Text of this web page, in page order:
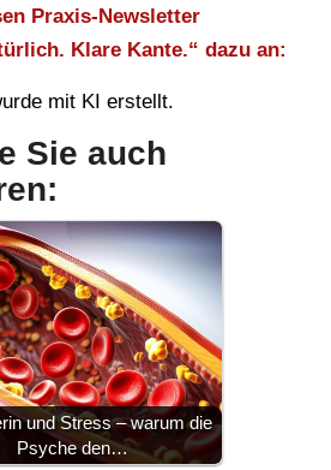
Praxis-Newsletter
Klare Kante.“ dazu an:
mit KI erstellt.
Sie auch
und Stress – warum die
Psyche den…